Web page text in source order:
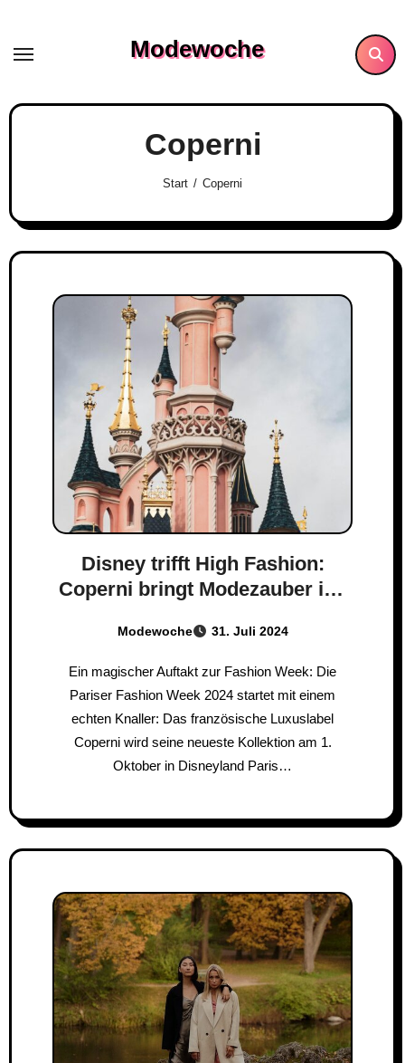
content
Modewoche
Coperni
Start Coperni
Disney trifft High Fashion:
Coperni bringt Modezauber ins
Modewoche 31. Juli 2024
Ein magischer Auftakt zur Fashion Week: Die
Pariser Fashion Week 2024 startet mit einem
echten Knaller: Das französische Luxuslabel
Coperni wird seine neueste Kollektion am 1.
Oktober in Disneyland Paris…